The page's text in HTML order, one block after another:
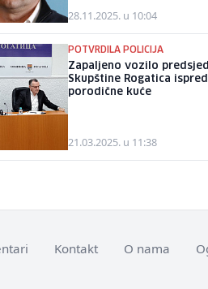
28.11.2025. u 10:04
POTVRDILA POLICIJA
Zapaljeno vozilo
Skupštine Rogatica
porodične kuće
21.03.2025. u 11:38
Kontakt O nama